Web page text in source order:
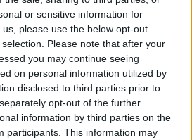
or sensitive information for
please use the below opt-out
Please note that after your
you may continue seeing
on personal information utilized by
disclosed to third parties prior to
opt-out of the further
information by third parties on the
participants. This information may
fékezd meg.
A nap első felében kerüld el
akik kihasználhatnak, később
vállalkozás és egy váratlan